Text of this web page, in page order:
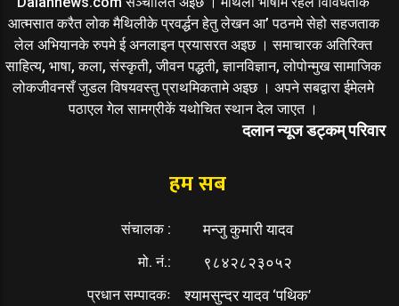
आत्मसात करैत लोक मैथिलीके प्रवर्द्धन हेतु लेखन आ’ पठनमे सेहो सहजताक
लेल अभियानके रुपमे ई अनलाइन प्रयासरत अइछ । समाचारक अतिरिक्त
साहित्य, भाषा, कला, संस्कृती, जीवन पद्धती, ज्ञानविज्ञान, लोपोन्मुख सामाजिक
लोकजीवनसँ जुडल विषयवस्तु प्राथमिकतामे अइछ । अपने सबद्वारा ईमेलमे
पठाएल गेल सामग्रीकें यथोचित स्थान देल जाएत ।
दलान न्यूज डट्कम् परिवार
हम सब
संचालक : मन्जु कुमारी यादव
मो. नं.: ९८४२८२३०५२
प्रधान सम्पादकः श्यामसुन्दर यादव ‘पथिक’